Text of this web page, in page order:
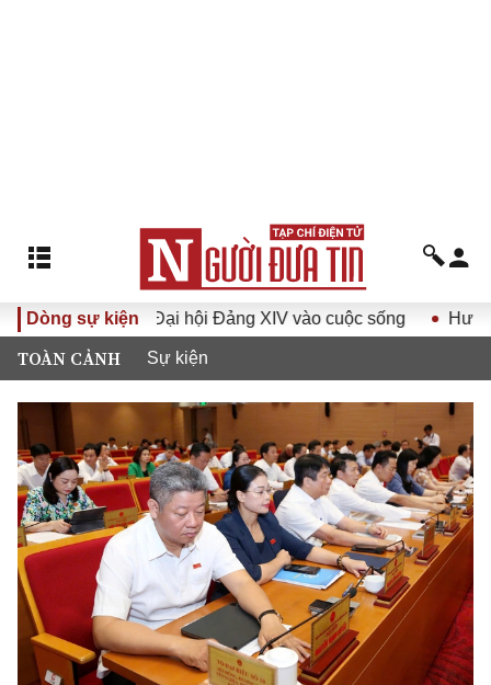
Dòng sự kiện
quyết Đại hội Đảng XIV vào cuộc sống Hướng tới Đại
TOÀN CẢNH Sự kiện